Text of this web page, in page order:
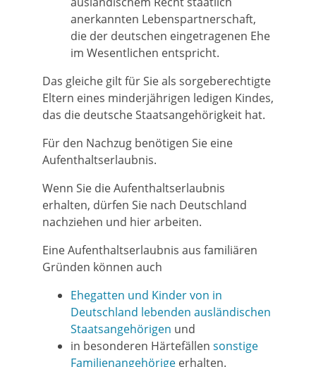
anerkannten Lebenspartnerschaft,
die der deutschen eingetragenen Ehe
im Wesentlichen entspricht.
Das gleiche gilt für Sie als sorgeberechtigte
Eltern eines minderjährigen ledigen Kindes,
das die deutsche Staatsangehörigkeit hat.
Für den Nachzug benötigen Sie eine
Aufenthaltserlaubnis.
Wenn Sie die Aufenthaltserlaubnis
erhalten, dürfen Sie nach Deutschland
nachziehen und hier arbeiten.
Eine Aufenthaltserlaubnis aus familiären
Gründen können auch
Ehegatten und Kinder von in
Deutschland lebenden ausländischen
Staatsangehörigen und
in besonderen Härtefällen sonstige
Familienangehörige erhalten.